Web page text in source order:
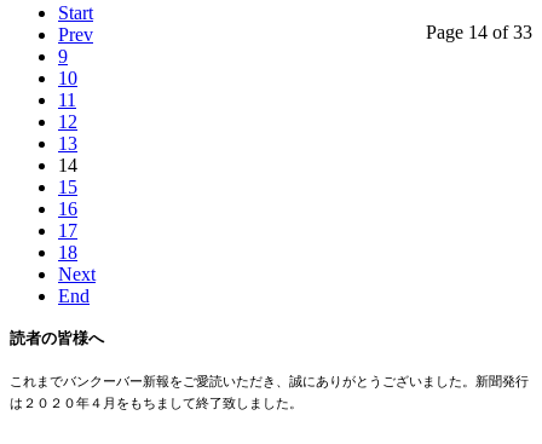
Page 14 of 33
Start
Prev
9
10
11
12
13
14
15
16
17
18
Next
End
読者の皆様へ
これまでバンクーバー新報をご愛読いただき、誠にありがとうございました。新聞発行
は２０２０年４月をもちまして終了致しました。